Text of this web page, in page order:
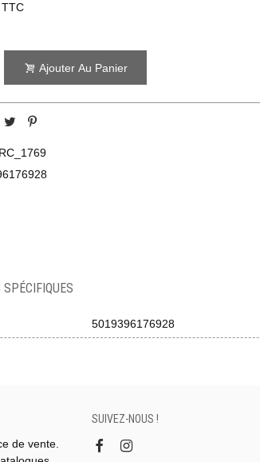
TTC
Ajouter Au Panier
SPÉCIFIQUES
5019396176928
de vente.
SUIVEZ-NOUS !